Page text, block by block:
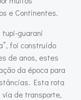
e Continentes.
tupi-guarani
foi construído
de anos, estes
da época para
Esta rota
de transporte,